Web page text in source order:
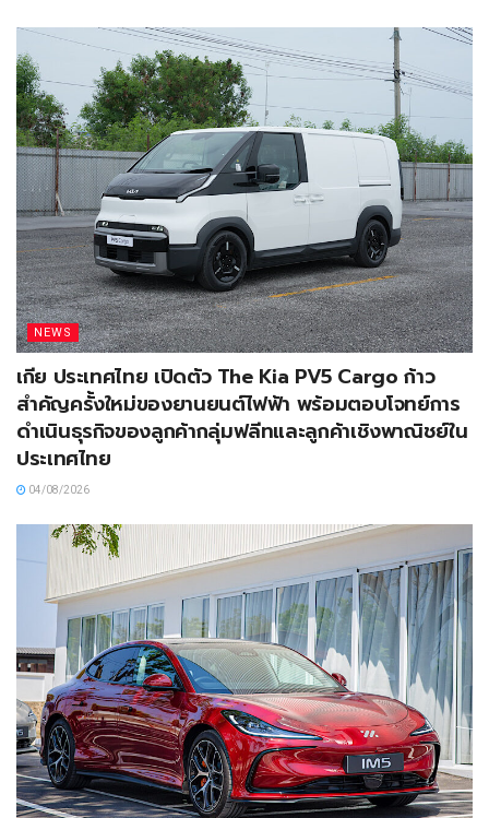
NEWS
เกีย ประเทศไทย เปิดตัว The Kia PV5 Cargo ก้าว
สำคัญครั้งใหม่ของยานยนต์ไฟฟ้า พร้อมตอบโจทย์การ
ดำเนินธุรกิจของลูกค้ากลุ่มฟลีทและลูกค้าเชิงพาณิชย์ใน
ประเทศไทย
04/08/2026